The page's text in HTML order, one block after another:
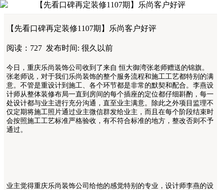
【先看口碑再定装修1107期】乐尚客户好评
【先看口碑再定装修1107期】乐尚客户好评
阅读：727 发布时间: 很久以前
今日，重庆乐尚装饰公司收到了来自 恒大御湾张老师赠送的锦旗。
张老师说，对于我们乐尚装饰的整个服务流程和施工工艺都特别的满
意。不管是重设计到施工、各个环节都是非常的默契和配合。李燕设
计师从整体装修布局一直到房间的每个插座的定位都仔细斟酌，每一
处设计都与业主进行充分沟通，直至业主满意。除此之外项目监理不
仅定期将施工照片通过业主微信群发给业主，而且在每个阶段结束时
会按照施工工艺标准严格验收，有不符合标准的地方，整改否则不予
通过。
业主觉得重庆乐尚装饰公司给他的感觉特别的专业，设计师李燕的设